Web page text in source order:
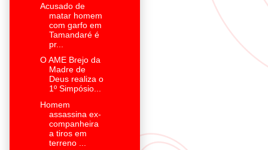
Acusado de
matar homem
com garfo em
Tamandaré é
pr...
O AME Brejo da
Madre de
Deus realiza o
1º Simpósio...
Homem
assassina ex-
companheira
a tiros em
terreno ...